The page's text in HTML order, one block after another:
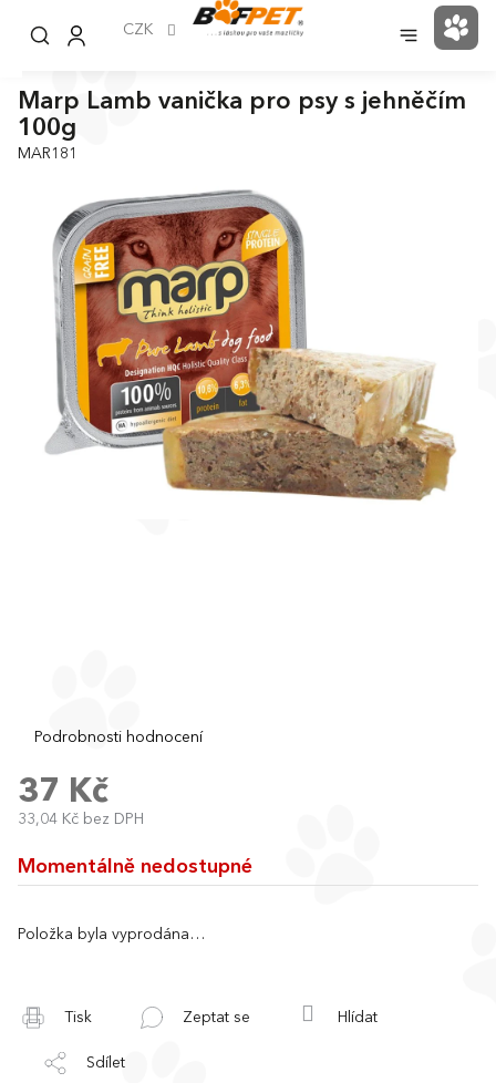
CZK
Marp Lamb vanička pro psy s jehněčím
100g
MAR181
Průměrné
produktu
je
0,0
5
hvězdiček.
Podrobnosti hodnocení
37 Kč
33,04 Kč bez DPH
Měrná
Momentálně nedostupné
Položka byla vyprodána…
Tisk Zeptat se Hlídat
Sdílet